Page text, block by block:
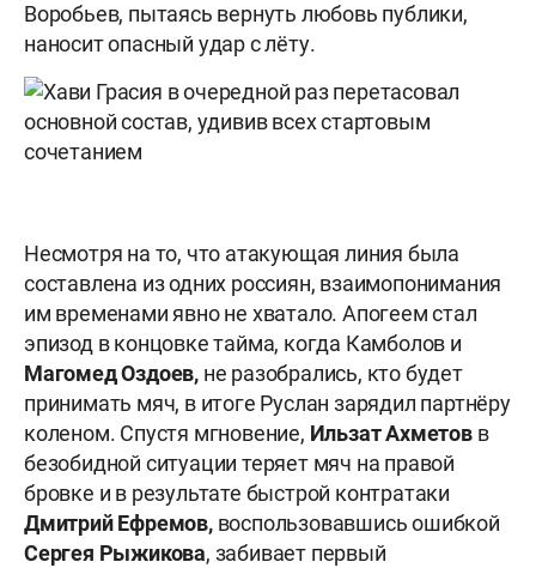
Воробьев, пытаясь вернуть любовь публики,
наносит опасный удар с лёту.
Несмотря на то, что атакующая линия была
составлена из одних россиян, взаимопонимания
им временами явно не хватало. Апогеем стал
эпизод в концовке тайма, когда Камболов и
Магомед Оздоев, не разобрались, кто будет
принимать мяч, в итоге Руслан зарядил партнёру
коленом. Спустя мгновение, Ильзат Ахметов в
безобидной ситуации теряет мяч на правой
бровке и в результате быстрой контратаки
Дмитрий Ефремов, воспользовавшись ошибкой
Сергея Рыжикова, забивает первый